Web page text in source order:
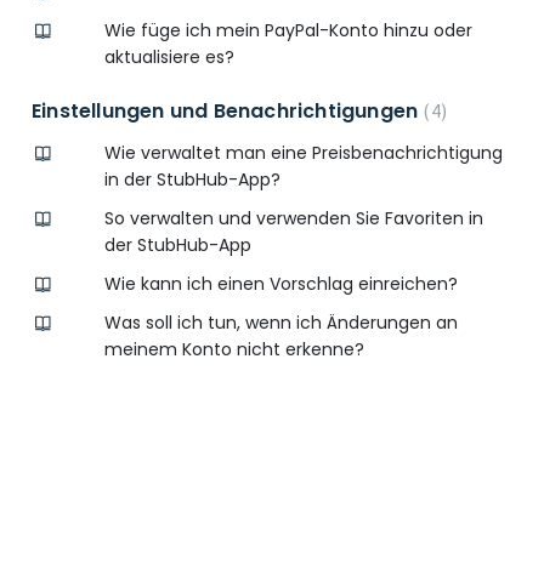
Wie füge ich mein PayPal-Konto hinzu oder
aktualisiere es?
Einstellungen und Benachrichtigungen 4
Wie verwaltet man eine Preisbenachrichtigung
in der StubHub-App?
So verwalten und verwenden Sie Favoriten in
der StubHub-App
Wie kann ich einen Vorschlag einreichen?
Was soll ich tun, wenn ich Änderungen an
meinem Konto nicht erkenne?